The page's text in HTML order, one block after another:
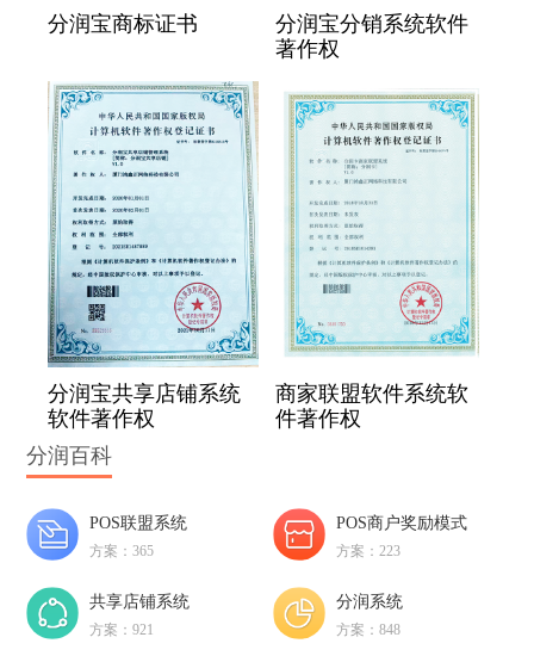
分润宝商标证书
分润宝分销系统软件
著作权
分润宝共享店铺系统
软件著作权
商家联盟软件系统软
件著作权
分润百科
POS联盟系统
方案：365
POS商户奖励模式
方案：223
共享店铺系统
方案：921
分润系统
方案：848